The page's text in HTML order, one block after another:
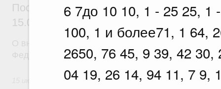
6 7до 10 10, 1 - 25 25, 1
100, 1 и более71, 1 64,
2650, 76 45, 9 39, 42
04 19, 26 14, 94 11, 7 9,
Постановление Правительства
15.07.2026 г. № 893
Федерации от 11 ноября 2023 г. № 1896